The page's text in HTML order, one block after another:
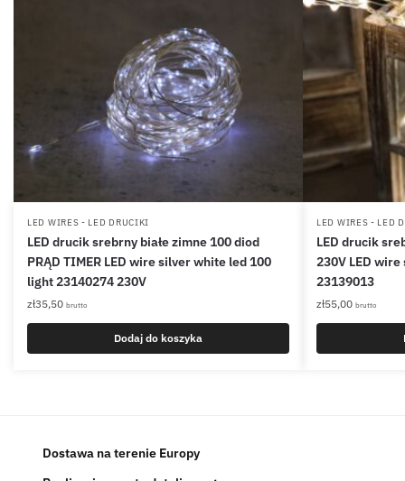
LED WIRES - LED DRUCIKI
LED drucik srebrny białe zimne 100 diod
PRĄD TIMER LED wire silver white led 100
light 23140274 230V
zł35,50 brutto
Dodaj do koszyka
LED WIRES - LED
LED drucik
230V LED
23139013
zł55,00 brutto
Dostawa na terenie Europy